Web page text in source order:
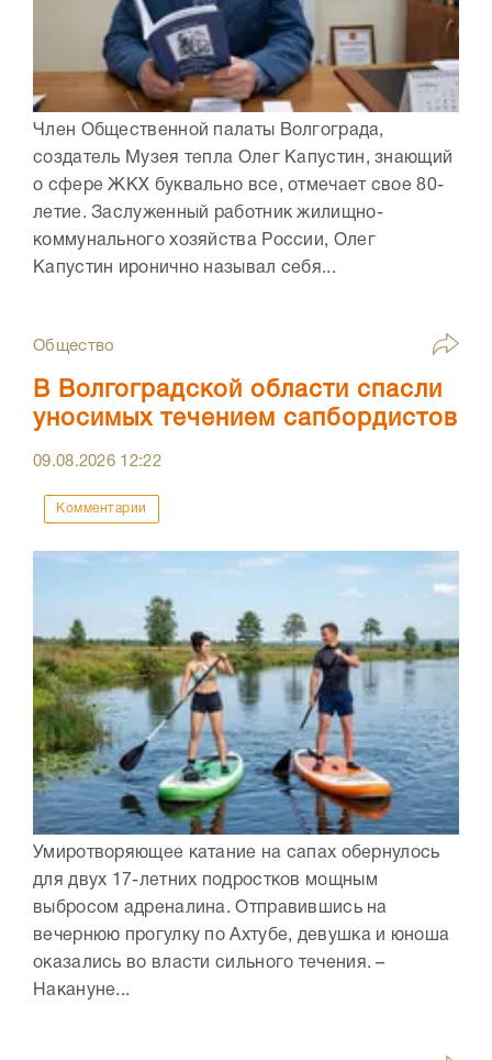
Член Общественной палаты Волгограда,
создатель Музея тепла Олег Капустин, знающий
о сфере ЖКХ буквально все, отмечает свое 80-
летие. Заслуженный работник жилищно-
коммунального хозяйства России, Олег
Капустин иронично называл себя...
Общество
В Волгоградской области спасли
уносимых течением сапбордистов
09.08.2026 12:22
Комментарии
Умиротворяющее катание на сапах обернулось
для двух 17-летних подростков мощным
выбросом адреналина. Отправившись на
вечернюю прогулку по Ахтубе, девушка и юноша
оказались во власти сильного течения. –
Накануне...